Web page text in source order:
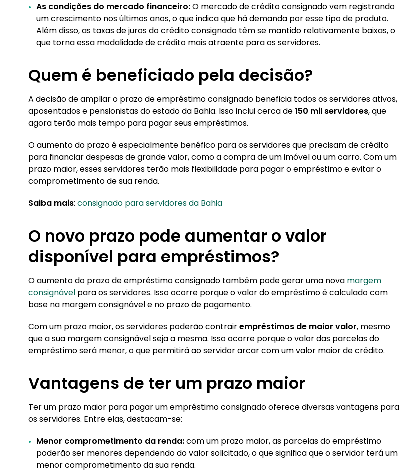
As condições do mercado financeiro:O mercado de crédito consignado vem registrando
um crescimento nos últimos anos, o que indica que há demanda por esse tipo de produto.
Além disso, as taxas de juros do crédito consignado têm se mantido relativamente baixas, o
que torna essa modalidade de crédito mais atraente para os servidores.
Quem é beneficiado pela decisão?
A decisão de ampliar o prazo de empréstimo consignado beneficia todos os servidores ativos,
aposentados e pensionistas do estado da Bahia. Isso inclui cerca de150 mil servidores, que
agora terão mais tempo para pagar seus empréstimos.
O aumento do prazo é especialmente benéfico para os servidores que precisam de crédito
para financiar despesas de grande valor, como a compra de um imóvel ou um carro. Com um
prazo maior, esses servidores terão mais flexibilidade para pagar o empréstimo e evitar o
comprometimento de sua renda.
Saiba mais: consignado para servidores da Bahia
O novo prazo pode aumentar o valor
disponível para empréstimos?
O aumento do prazo de empréstimo consignado também pode gerar uma nova margem
consignável para os servidores. Isso ocorre porque o valor do empréstimo é calculado com
base na margem consignável e no prazo de pagamento.
Com um prazo maior, os servidores poderão contrairempréstimos de maior valor, mesmo
que a sua margem consignável seja a mesma. Isso ocorre porque o valor das parcelas do
empréstimo será menor, o que permitirá ao servidor arcar com um valor maior de crédito.
Vantagens de ter um prazo maior
Ter um prazo maior para pagar um empréstimo consignado oferece diversas vantagens para
os servidores. Entre elas, destacam-se:
Menor comprometimento da renda:com um prazo maior, as parcelas do empréstimo
poderão ser menores dependendo do valor solicitado, o que significa que o servidor terá um
menor comprometimento da sua renda.